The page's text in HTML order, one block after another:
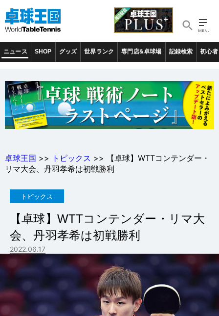
ニュース SHOP グッズ 世界ランク 専門店&卓球場 記録検索 初心者
卓球王国 >> トピックス >> 【卓球】WTTコンテンダー・
リマ大会、丹羽孝希は初戦勝利
トピックス
【卓球】WTTコンテンダー・リマ大
会、丹羽孝希は初戦勝利
2022.06.17